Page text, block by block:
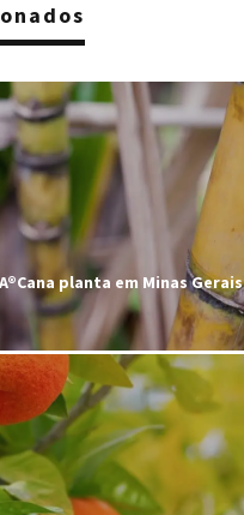
planta em Minas Gerais